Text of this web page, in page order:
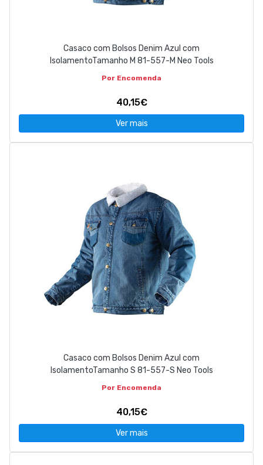
Casaco com Bolsos Denim Azul com
IsolamentoTamanho M 81-557-M Neo Tools
Por Encomenda
40,15€
Ver mais
Casaco com Bolsos Denim Azul com
IsolamentoTamanho S 81-557-S Neo Tools
Por Encomenda
40,15€
Ver mais